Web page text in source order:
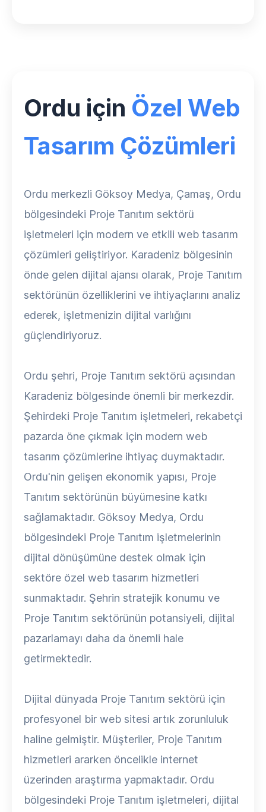
Ordu için Özel Web
Tasarım Çözümleri
Ordu merkezli Göksoy Medya, Çamaş, Ordu
bölgesindeki Proje Tanıtım sektörü
işletmeleri için modern ve etkili web tasarım
çözümleri geliştiriyor. Karadeniz bölgesinin
önde gelen dijital ajansı olarak, Proje Tanıtım
sektörünün özelliklerini ve ihtiyaçlarını analiz
ederek, işletmenizin dijital varlığını
güçlendiriyoruz.
Ordu şehri, Proje Tanıtım sektörü açısından
Karadeniz bölgesinde önemli bir merkezdir.
Şehirdeki Proje Tanıtım işletmeleri, rekabetçi
pazarda öne çıkmak için modern web
tasarım çözümlerine ihtiyaç duymaktadır.
Ordu'nin gelişen ekonomik yapısı, Proje
Tanıtım sektörünün büyümesine katkı
sağlamaktadır. Göksoy Medya, Ordu
bölgesindeki Proje Tanıtım işletmelerinin
dijital dönüşümüne destek olmak için
sektöre özel web tasarım hizmetleri
sunmaktadır. Şehrin stratejik konumu ve
Proje Tanıtım sektörünün potansiyeli, dijital
pazarlamayı daha da önemli hale
getirmektedir.
Dijital dünyada Proje Tanıtım sektörü için
profesyonel bir web sitesi artık zorunluluk
haline gelmiştir. Müşteriler, Proje Tanıtım
hizmetleri ararken öncelikle internet
üzerinden araştırma yapmaktadır. Ordu
bölgesindeki Proje Tanıtım işletmeleri, dijital